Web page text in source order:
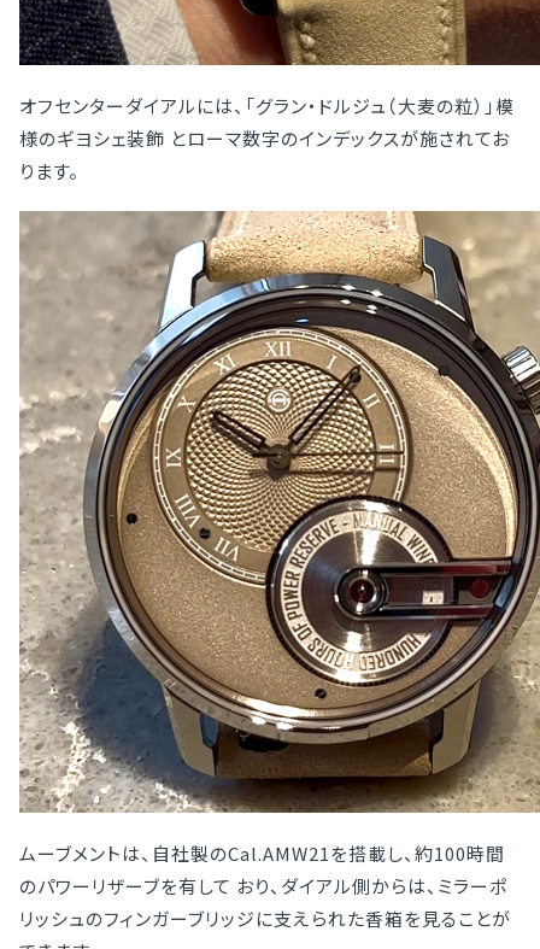
オフセンターダイアルには、「グラン・ドルジュ（大麦の粒）」模
様のギヨシェ装飾 とローマ数字のインデックスが施されてお
ります。
ムーブメントは、自社製のCal.AMW21を搭載し、約100時間
のパワーリザーブを有して おり、ダイアル側からは、ミラーポ
リッシュのフィンガーブリッジに支えられた香箱を見ることが